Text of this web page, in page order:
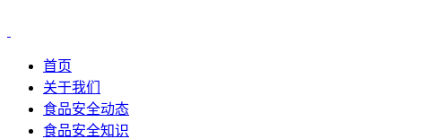
首页
关于我们
食品安全动态
食品安全知识